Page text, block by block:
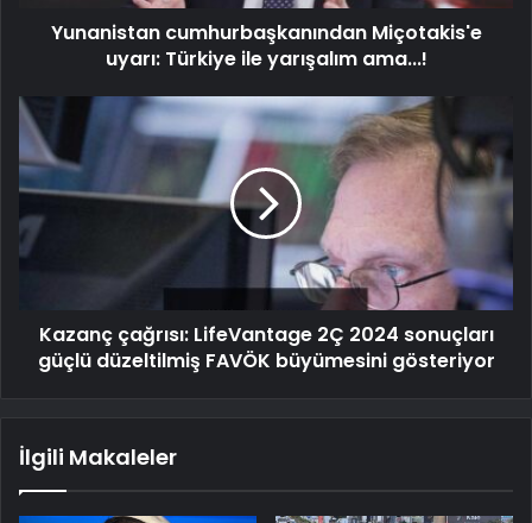
Yunanistan cumhurbaşkanından Miçotakis'e
uyarı: Türkiye ile yarışalım ama...!
Kazanç çağrısı: LifeVantage 2Ç 2024 sonuçları
güçlü düzeltilmiş FAVÖK büyümesini gösteriyor
İlgili Makaleler